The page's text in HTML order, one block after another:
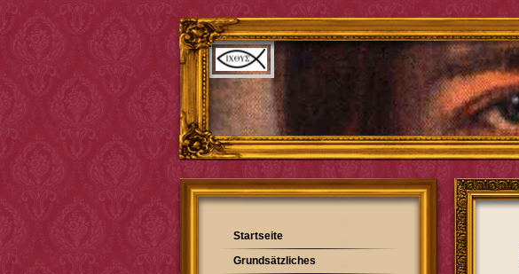
Startseite
Grundsätzliches